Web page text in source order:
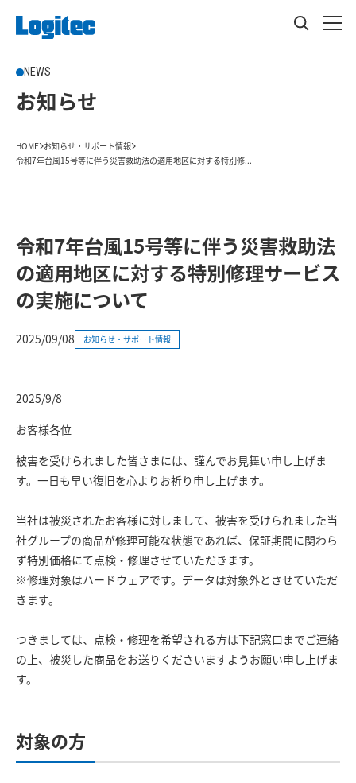
NEWS
お知らせ
HOME お知らせ・サポート情報
令和7年台風15号等に伴う災害救助法の適用地区に対する特別修...
令和7年台風15号等に伴う災害救助法
の適用地区に対する特別修理サービス
の実施について
2025/09/08 お知らせ・サポート情報
2025/9/8
お客様各位
被害を受けられました皆さまには、謹んでお見舞い申し上げま
す。一日も早い復旧を心よりお祈り申し上げます。
当社は被災されたお客様に対しまして、被害を受けられました当
社グループの商品が修理可能な状態であれば、保証期間に関わら
ず特別価格にて点検・修理させていただきます。
※修理対象はハードウェアです。データは対象外とさせていただ
きます。
つきましては、点検・修理を希望される方は下記窓口までご連絡
の上、被災した商品をお送りくださいますようお願い申し上げま
す。
対象の方